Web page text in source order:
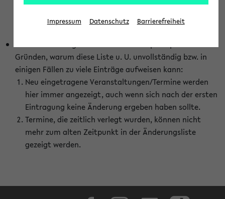
vollständig sein, wenn den Fakultäten von den Lehrenden
die Änderungen zeitnah mitgeteilt und diese Änderungen
Gründen, warum diese Liste u. U. unvollständig bzw. in
einigen Fällen zu viele Einträge aufweisen kann:
Neu eingetragene Veranstaltungen/Termine werden
hier immer angezeigt, auch wenn sich nach der ersten
Eintragung keine Änderung ergeben haben sollte.
Termine, die zeitlich verlegt wurden, können nicht
mehr zum alten Zeitpunkt in der Änderungsliste
gezeigt werden.
Impressum Datenschutz Barrierefreiheit